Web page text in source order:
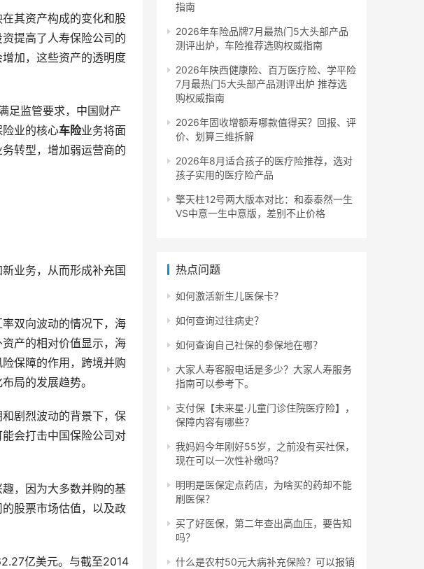
其资产构成的变化和股
提高了人寿保险公司的
加，这些资产的透明度
足监管要求，中国财产
业的核心车险业务将面
转型，增加弱运营商的
业务，从而形成补充国
双向波动的情况下，海
产的相对价值显示，海
保障的作用，跨境并购
局的发展趋势。
剧烈波动的背景下，保
会打击中国保险公司对
，因为大多数并购的基
股票市场估值，以及政
亿美元。与截至2014
指南
2026年车险品牌7月最热门5大头部产品
测评出炉，车险推荐选购权威指南
2026年陕西健康险、百万医疗险、学平险
7月最热门5大头部产品测评出炉 推荐选
购权威指南
2026年固收增额寿哪款值得买？回报、评
价、划算三维拆解
2026年8月适合孩子的医疗险推荐，选对
孩子实用的医疗险产品
擎天柱12号两大版本对比：和泰泰然一生
VS中意一生中意版，差别不止价格
热点问题
如何激活新生儿医保卡？
如何查询过往病史？
如何查询自己社保的参保地在哪？
大家人寿客服电话是多少？大家人寿服务
指南可以参考下。
支付保【未来星·儿童门诊住院医疗险】，
保障内容有哪些？
我妈妈今年刚好55岁，之前没有买社保，
现在可以一次性补缴吗？
明明是医保定点药店，为啥买的药却不能
刷医保？
买了好医保，第二年查出高血压，要告知
吗？
什么是农村50元大病补充保险？可以报销